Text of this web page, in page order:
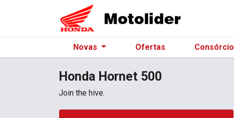
Novas Ofertas Consórcio
Honda Hornet 500
Join the hive.